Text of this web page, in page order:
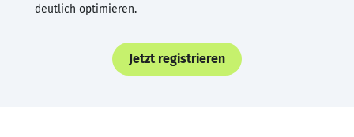
deutlich optimieren.
Jetzt registrieren